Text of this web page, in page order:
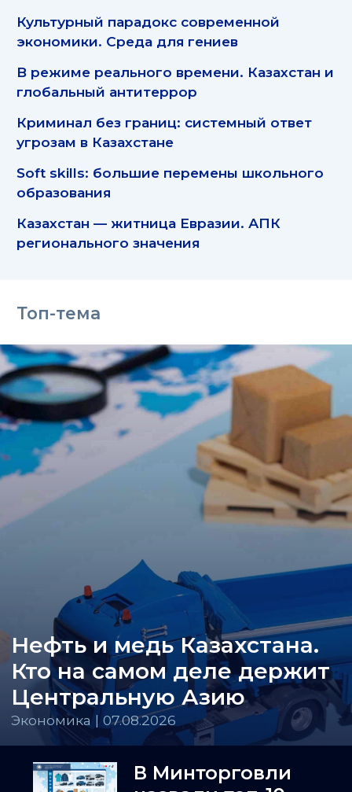
Культурный парадокс современной
экономики. Среда для гениев
В режиме реального времени. Казахстан и
глобальный антитеррор
Криминал без границ: системный ответ
угрозам в Казахстане
Soft skills: большие перемены школьного
образования
Казахстан — житница Евразии. АПК
регионального значения
Топ-тема
Нефть и медь Казахстана.
Кто на самом деле держит
Центральную Азию
Экономика | 07.08.2026
В Минторговли